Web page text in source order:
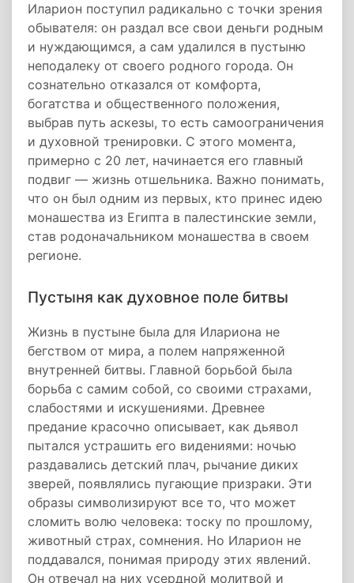
Иларион поступил радикально с точки зрения
обывателя: он раздал все свои деньги родным
и нуждающимся, а сам удалился в пустыню
неподалеку от своего родного города. Он
сознательно отказался от комфорта,
богатства и общественного положения,
выбрав путь аскезы, то есть самоограничения
и духовной тренировки. С этого момента,
примерно с 20 лет, начинается его главный
подвиг — жизнь отшельника. Важно понимать,
что он был одним из первых, кто принес идею
монашества из Египта в палестинские земли,
став родоначальником монашества в своем
регионе.
Пустыня как духовное поле битвы
Жизнь в пустыне была для Илариона не
бегством от мира, а полем напряженной
внутренней битвы. Главной борьбой была
борьба с самим собой, со своими страхами,
слабостями и искушениями. Древнее
предание красочно описывает, как дьявол
пытался устрашить его видениями: ночью
раздавались детский плач, рычание диких
зверей, появлялись пугающие призраки. Эти
образы символизируют все то, что может
сломить волю человека: тоску по прошлому,
животный страх, сомнения. Но Иларион не
поддавался, понимая природу этих явлений.
Он отвечал на них усердной молитвой и